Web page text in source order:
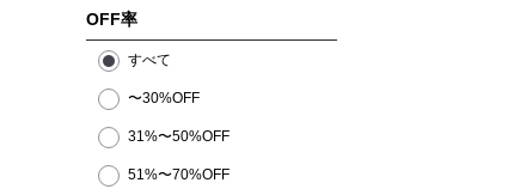
OFF率
すべて
〜30%OFF
31%〜50%OFF
51%〜70%OFF